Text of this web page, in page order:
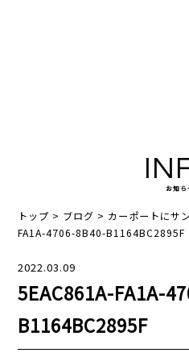
お知ら
トップ > ブログ > カーポートにサ
FA1A-4706-8B40-B1164BC2895F
2022.03.09
5EAC861A-FA1A-
B1164BC2895F